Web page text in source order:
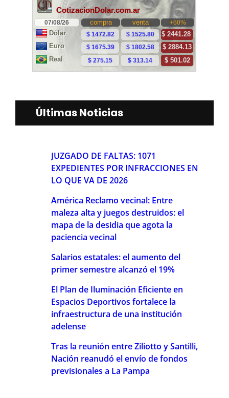
Últimas Noticias
JUZGADO DE FALTAS: 1071
EXPEDIENTES POR INFRACCIONES EN
LO QUE VA DE 2026
América Reclamo vecinal: Entre
maleza alta y juegos destruidos: el
mapa de la desidia que agota la
paciencia vecinal
Salarios estatales: el aumento del
primer semestre alcanzó el 19%
El Plan de Iluminación Eficiente en
Espacios Deportivos fortalece la
infraestructura de una institución
adelense
Tras la reunión entre Ziliotto y Santilli,
Nación reanudó el envío de fondos
previsionales a La Pampa